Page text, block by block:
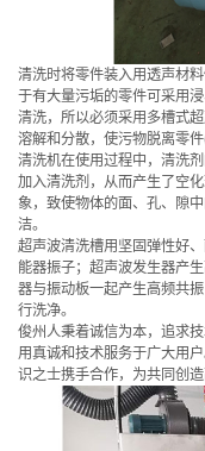
清洗时将零件装入用透声材
于有大量污垢的零件可采用
清洗，所以必须采用多槽式
溶解和分散，使污物脱离零件
清洗机在使用过程中，清洗
加入清洗剂，从而产生了空
象，致使物体的面、孔、隙
洁。
超声波清洗槽用坚固弹性好
能器振子；超声波发生器产
器与振动板一起产生高频共
行洗净。
俊州人秉着诚信为本，追求
用真诚和技术服务于广大用
识之士携手合作，为共同创